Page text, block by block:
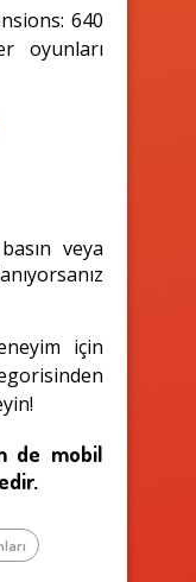
640
oyunları
veya
için
de mobil